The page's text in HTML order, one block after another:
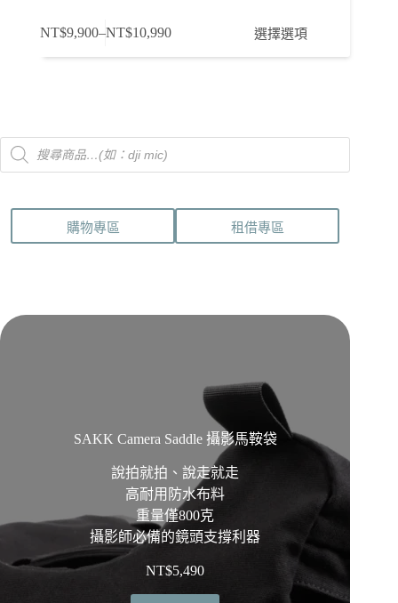
NT$9,900–NT$10,990
到
NT$10,990
選擇選項
款
式。
Products
search
購物專區 租借專區
SAKK Camera Saddle 攝影馬鞍袋
說拍就拍、說走就走
高耐用防水布料
重量僅800克
攝影師必備的鏡頭支撐利器
NT$5,490